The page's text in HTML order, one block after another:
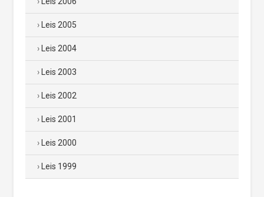
Leis 2005
Leis 2004
Leis 2003
Leis 2002
Leis 2001
Leis 2000
Leis 1999